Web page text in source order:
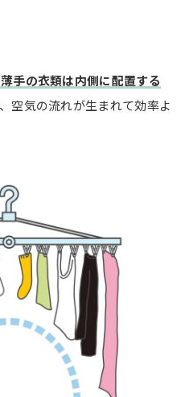
手の衣類は内側に配置する
空気の流れが生まれて効率よ